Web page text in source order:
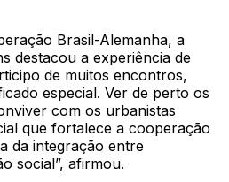
Brasil-Alemanha, a
destacou a experiência de
de muitos encontros,
especial. Ver de perto os
com os urbanistas
que fortalece a cooperação
da integração entre
social”, afirmou.